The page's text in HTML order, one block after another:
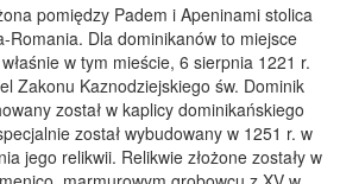
pomiędzy Padem i Apeninami stolica
Romania. Dla dominikanów to miejsce
w tym mieście, 6 sierpnia 1221 r.
Zakonu Kaznodziejskiego św. Dominik
został w kaplicy dominikańskiego
został wybudowany w 1251 r. w
jego relikwii. Relikwie złożone zostały w